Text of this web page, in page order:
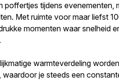
poffertjes tijdens evenementen,
Met ruimte voor maar liefst
momenten waar snelheid
warmteverdeling
waardoor je steeds een